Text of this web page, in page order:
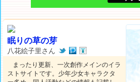
眠りの草の芽
八花絵子里さん
まったり更新、一次創作メインのイラ
ストサイトです。少年少女キャラクタ